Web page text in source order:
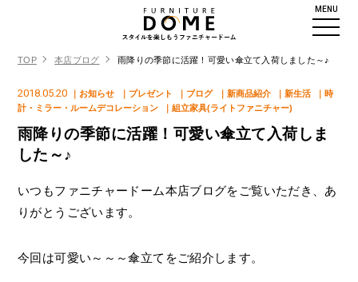
MENU
TOP 本店ブログ 雨降りの季節に活躍！可愛い傘立て入荷しました～♪
2018.05.20 ｜お知らせ ｜プレゼント ｜ブログ ｜新商品紹介 ｜新生活
｜時
計・ミラー・ルームデコレーション
｜組立家具(ライトファニチャー)
雨降りの季節に活躍！可愛い傘立て入荷しま
した～♪
いつもファニチャードーム本店ブログをご覧いただき、あ
りがとうございます。
今回は可愛い～～～傘立てをご紹介します。